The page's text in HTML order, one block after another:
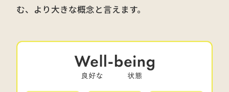
む、より大きな概念と言えます。